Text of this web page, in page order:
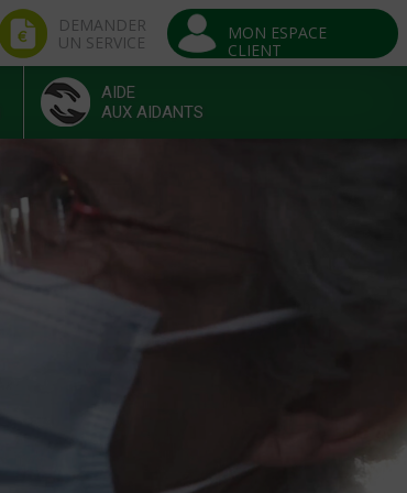
DEMANDER
UN SERVICE
MON ESPACE
CLIENT
AIDE
AUX AIDANTS